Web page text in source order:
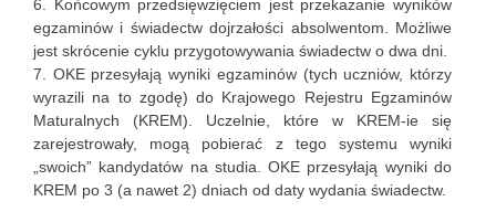
Końcowym przedsięwzięciem jest przekazanie wyników
egzaminów i świadectw dojrzałości absolwentom. Możliwe
jest skrócenie cyklu przygotowywania świadectw o dwa dni.
OKE przesyłają wyniki egzaminów (tych uczniów, którzy
wyrazili na to zgodę) do Krajowego Rejestru Egzaminów
Maturalnych (KREM). Uczelnie, które w KREM-ie się
zarejestrowały, mogą pobierać z tego systemu wyniki
„swoich” kandydatów na studia. OKE przesyłają wyniki do
KREM po 3 (a nawet 2) dniach od daty wydania świadectw.